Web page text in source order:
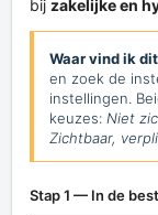
bij zakelijke en
Waar vind ik
en zoek de
instellingen.
keuzes: Niet
Zichtbaar,
Stap 1 — In de